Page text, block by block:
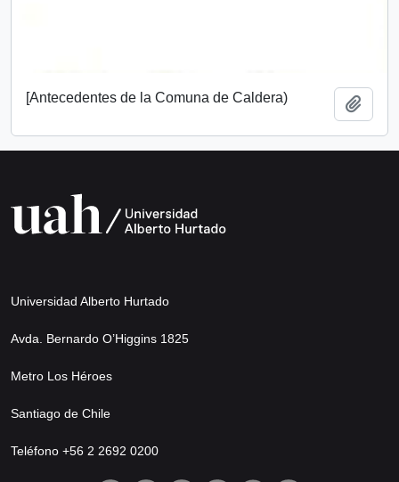
[Antecedentes de la Comuna de Caldera)
Universidad Alberto Hurtado
Avda. Bernardo O’Higgins 1825
Metro Los Héroes
Santiago de Chile
Teléfono +56 2 2692 0200